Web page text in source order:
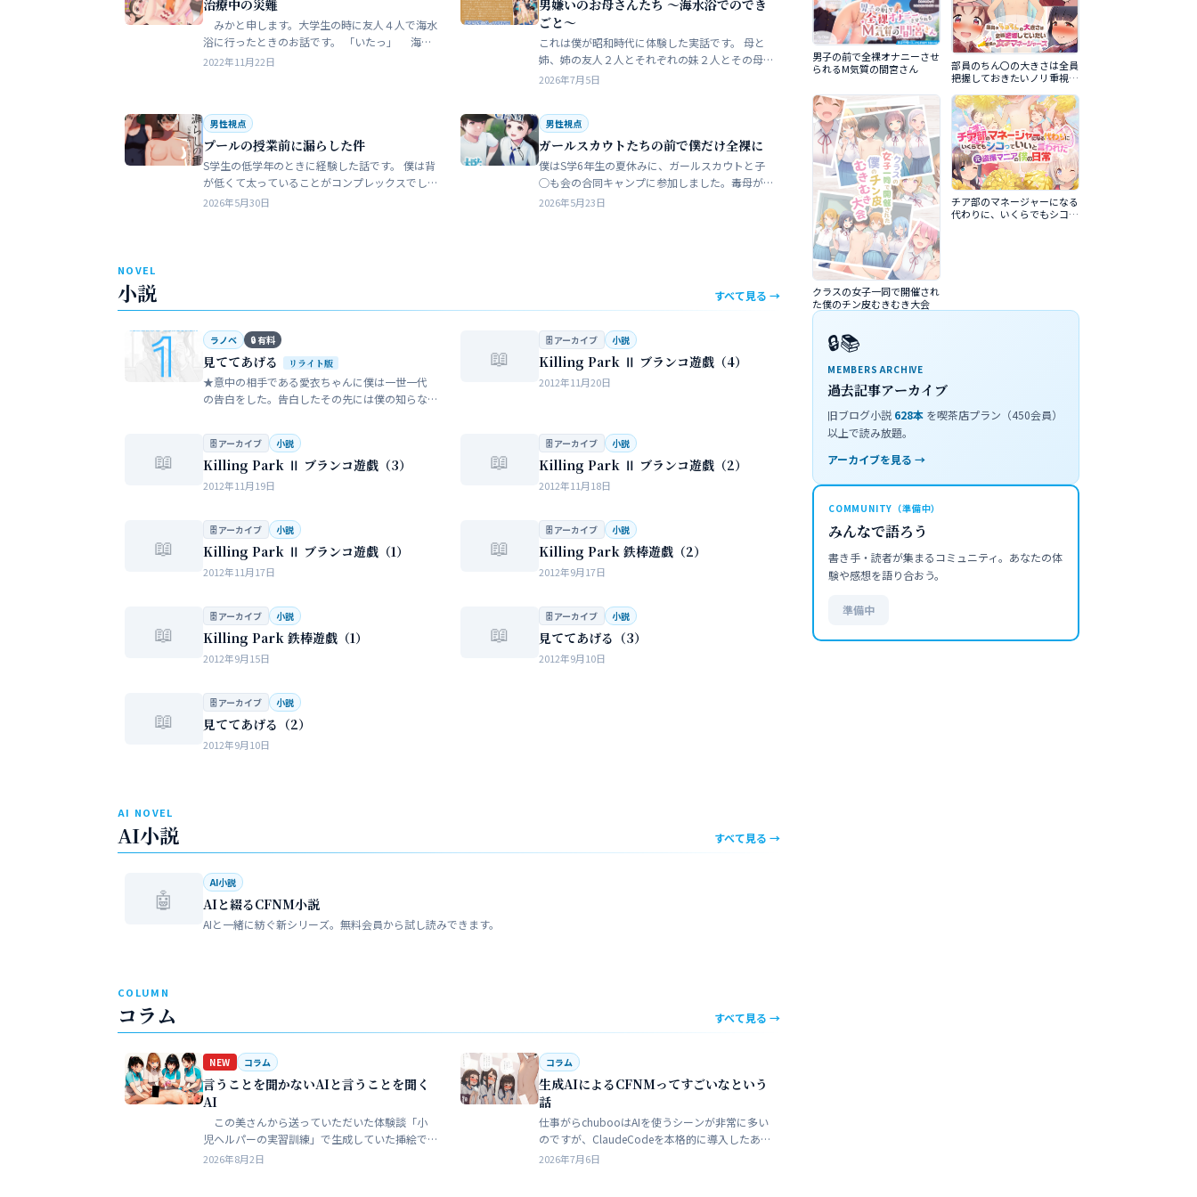
治療中の災難
みかと申します。大学生の時に友人４人で海水
浴に行ったときのお話です。 「いたっ」 海水
浴場で泳いでいたら、友人のしいなが空瓶で足
2022年11月22日
男嫌いのお母さんたち 〜海水浴でのでき
ごと〜
これは僕が昭和時代に体験した実話です。 母と
姉、姉の友人２人とそれぞれの妹２人とその母
親達、計9人で海水浴に行きました。当時、僕は
2026年7月5日
男性視点
プールの授業前に漏らした件
S学生の低学年のときに経験した話です。 僕は背
が低くて太っていることがコンプレックスでし
た。普段は引っ込み思案で大人しい性格をして
2026年5月30日
男性視点
ガールスカウトたちの前で僕だけ全裸に
僕はS学6年生の夏休みに、ガールスカウトと子
◯も会の合同キャンプに参加しました。毒母が
勝手に申し込んだ強制的なイベントでした。ま
2026年5月23日
NOVEL
小説 すべて見る →
ラノベ 🔒 有料
見ててあげる リライト版
★意中の相手である愛衣ちゃんに僕は一世一代
の告白をした。告白したその先には僕の知らな
女性の間でまかり通っている常識。。。…
📖
🗄 アーカイブ 小説
Killing Park Ⅱ ブランコ遊戯（4）
2012年11月20日
📖
🗄 アーカイブ 小説
Killing Park Ⅱ ブランコ遊戯（3）
2012年11月19日
📖
🗄 アーカイブ 小説
Killing Park Ⅱ ブランコ遊戯（2）
2012年11月18日
📖
🗄 アーカイブ 小説
Killing Park Ⅱ ブランコ遊戯（1）
2012年11月17日
📖
🗄 アーカイブ 小説
Killing Park 鉄棒遊戯（2）
2012年9月17日
📖
🗄 アーカイブ 小説
Killing Park 鉄棒遊戯（1）
2012年9月15日
📖
🗄 アーカイブ 小説
見ててあげる（3）
2012年9月10日
📖
🗄 アーカイブ 小説
見ててあげる（2）
2012年9月10日
AI NOVEL
AI小説 すべて見る →
🤖
AI小説
AIと綴るCFNM小説
AIと一緒に紡ぐ新シリーズ。無料会員から試し読みできます。
COLUMN
コラム すべて見る →
NEW コラム
言うことを聞かないAIと言うことを聞く
AI
この美さんから送っていただいた体験談「小
児ヘルパーの実習訓練」で生成していた挿絵で
ある。AIというのは、どうしても細部が苦手でト
2026年8月2日
コラム
生成AIによるCFNMってすごいなという
話
仕事がらchubooはAIを使うシーンが非常に多い
のですが、ClaudeCodeを本格的に導入したあた
りから格段にやれることが多くなった。昔から
2026年7月6日
男子の前で全裸オナニーさせ
られるM気質の間宮さん
部員のちん〇の大きさは全員
把握しておきたいノリ重視の
クラスの女子一同で開催され
た僕のチン皮むきむき大会
チア部のマネージャーになる
代わりに、いくらでもシコっ
🔒📚
MEMBERS ARCHIVE
過去記事アーカイブ
旧ブログ小説 628本 を喫茶店プラン（450会員）
以上で読み放題。
アーカイブを見る →
COMMUNITY（準備中）
みんなで語ろう
書き手・読者が集まるコミュニティ。あなたの体
験や感想を語り合おう。
準備中